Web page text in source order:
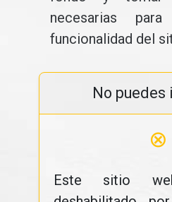
necesarias
funcionalidad del
No puedes
⊗
Este sitio